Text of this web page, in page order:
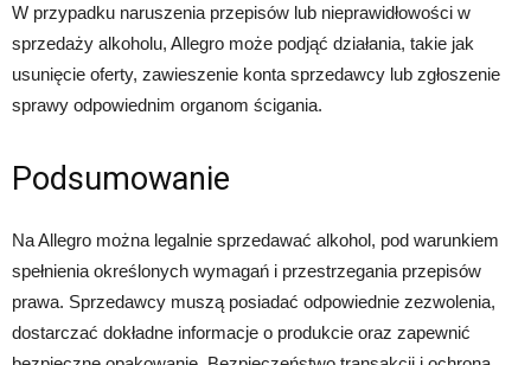
W przypadku naruszenia przepisów lub nieprawidłowości w
sprzedaży alkoholu, Allegro może podjąć działania, takie jak
usunięcie oferty, zawieszenie konta sprzedawcy lub zgłoszenie
sprawy odpowiednim organom ścigania.
Podsumowanie
Na Allegro można legalnie sprzedawać alkohol, pod warunkiem
spełnienia określonych wymagań i przestrzegania przepisów
prawa. Sprzedawcy muszą posiadać odpowiednie zezwolenia,
dostarczać dokładne informacje o produkcie oraz zapewnić